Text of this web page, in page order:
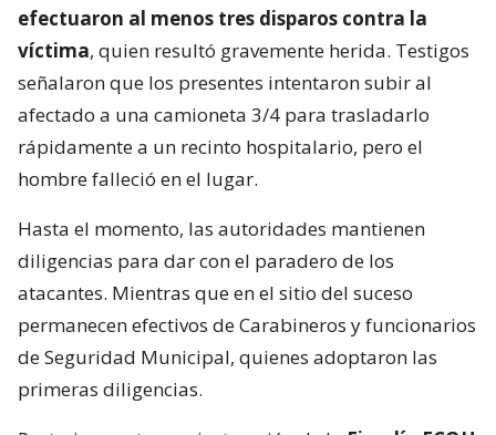
efectuaron al menos tres disparos contra la
víctima, quien resultó gravemente herida. Testigos
señalaron que los presentes intentaron subir al
afectado a una camioneta 3/4 para trasladarlo
rápidamente a un recinto hospitalario, pero el
hombre falleció en el lugar.
Hasta el momento, las autoridades mantienen
diligencias para dar con el paradero de los
atacantes. Mientras que en el sitio del suceso
permanecen efectivos de Carabineros y funcionarios
de Seguridad Municipal, quienes adoptaron las
primeras diligencias.